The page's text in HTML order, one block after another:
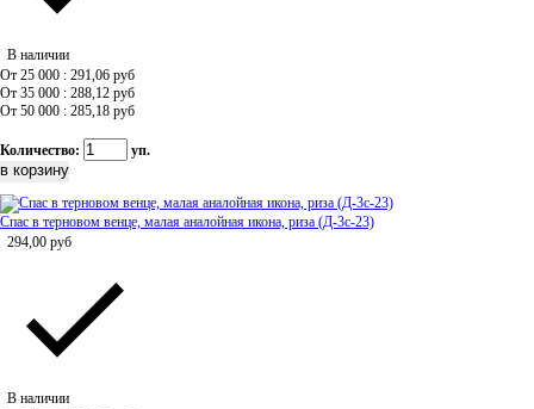
В наличии
От 25 000 : 291,06 руб
От 35 000 : 288,12 руб
От 50 000 : 285,18 руб
Количество: уп.
Спас в терновом венце, малая аналойная икона, риза (Д-3с-23)
294,00 руб
В наличии